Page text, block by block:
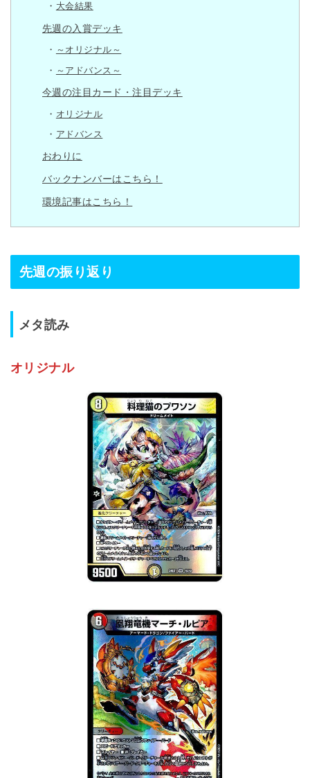
大会結果
先週の入賞デッキ
～オリジナル～
～アドバンス～
今週の注目カード・注目デッキ
オリジナル
アドバンス
おわりに
バックナンバーはこちら！
環境記事はこちら！
先週の振り返り
メタ読み
オリジナル